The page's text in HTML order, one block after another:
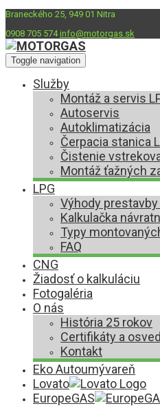
Braneckého 25, 949 01 Nitra
0908 705 574 info@motorgas.sk
Toggle navigation
Služby
Montáž a servis
Autoservis
Autoklimatizácia
Čerpacia stanica
Čistenie
Montáž ťažných
LPG
Výhody prestavby
Kalkulačka
Typy
FAQ
CNG
Žiadosť o kalkuláciu
Fotogaléria
O nás
História 25 rokov
Certifikáty a
Kontakt
Eko Autoumývareň
Lovato
EuropeGAS